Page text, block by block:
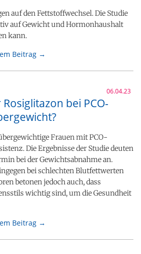
auf den Fettstoffwechsel. Die Studie
auf Gewicht und Hormonhaushalt
kann.
Beitrag →
06.04.23
bei PCO-
Frauen mit PCO-
Die Ergebnisse der Studie deuten
bei der Gewichtsabnahme an.
bei schlechten Blutfettwerten
betonen jedoch auch, dass
wichtig sind, um die Gesundheit
Beitrag →